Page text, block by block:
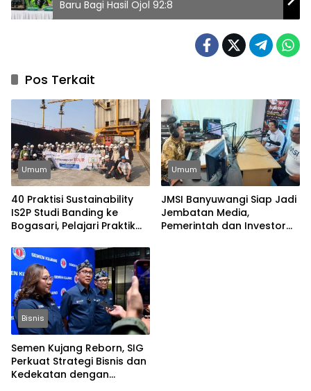
Baru Bagi Hasil Ojol 92:8
Pos Terkait
Umum
40 Praktisi Sustainability
IS2P Studi Banding ke
Bogasari, Pelajari Praktik
Umum
JMSI Banyuwangi Siap Jadi
Jembatan Media,
Pemerintah dan Investor
Bisnis
Semen Kujang Reborn, SIG
Perkuat Strategi Bisnis dan
Kedekatan dengan